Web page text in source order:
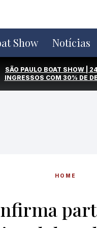
Show Notícias
SÃO PAULO BOAT SHOW |
INGRESSOS COM 30% DE
HOME